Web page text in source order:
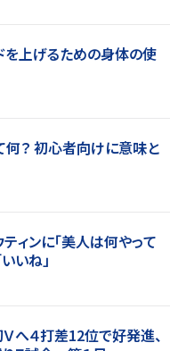
を上げるための身体の使
何？ 初心者向けに意味と
ィンに「美人は何やって
いね」
へ４打差12位で好発進、